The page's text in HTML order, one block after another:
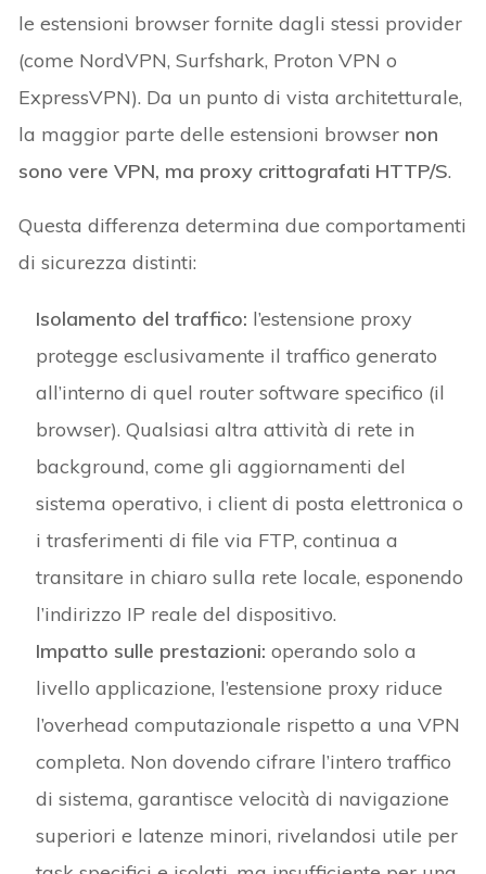
le estensioni browser fornite dagli stessi provider
(come NordVPN, Surfshark, Proton VPN o
ExpressVPN). Da un punto di vista architetturale,
la maggior parte delle estensioni browser non
sono vere VPN, ma proxy crittografati HTTP/S.
Questa differenza determina due comportamenti
di sicurezza distinti:
Isolamento del traffico: l’estensione proxy
protegge esclusivamente il traffico generato
all’interno di quel router software specifico (il
browser). Qualsiasi altra attività di rete in
background, come gli aggiornamenti del
sistema operativo, i client di posta elettronica o
i trasferimenti di file via FTP, continua a
transitare in chiaro sulla rete locale, esponendo
l’indirizzo IP reale del dispositivo.
Impatto sulle prestazioni: operando solo a
livello applicazione, l’estensione proxy riduce
l’overhead computazionale rispetto a una VPN
completa. Non dovendo cifrare l’intero traffico
di sistema, garantisce velocità di navigazione
superiori e latenze minori, rivelandosi utile per